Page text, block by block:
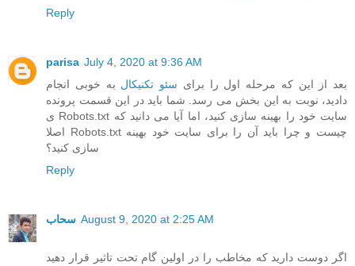
Reply
parisa July 4, 2020 at 9:36 AM
بعد از این که مرحله اول را برای سئو تکنیکال به خوبی انجام
دادید، نوبت به این بخش می رسد. شما باید در این قسمت پرونده
ی Robots.txt سایت خود را بهینه سازی کنید، اما آیا می دانید که
اصلا Robots.txt چیست و چرا باید آن را برای سایت خود بهینه
سازی کنید؟
Reply
سحاب August 9, 2020 at 2:25 AM
اگر دوست دارید که مخاطب را در اولین گام تحت تاثیر قرار دهید